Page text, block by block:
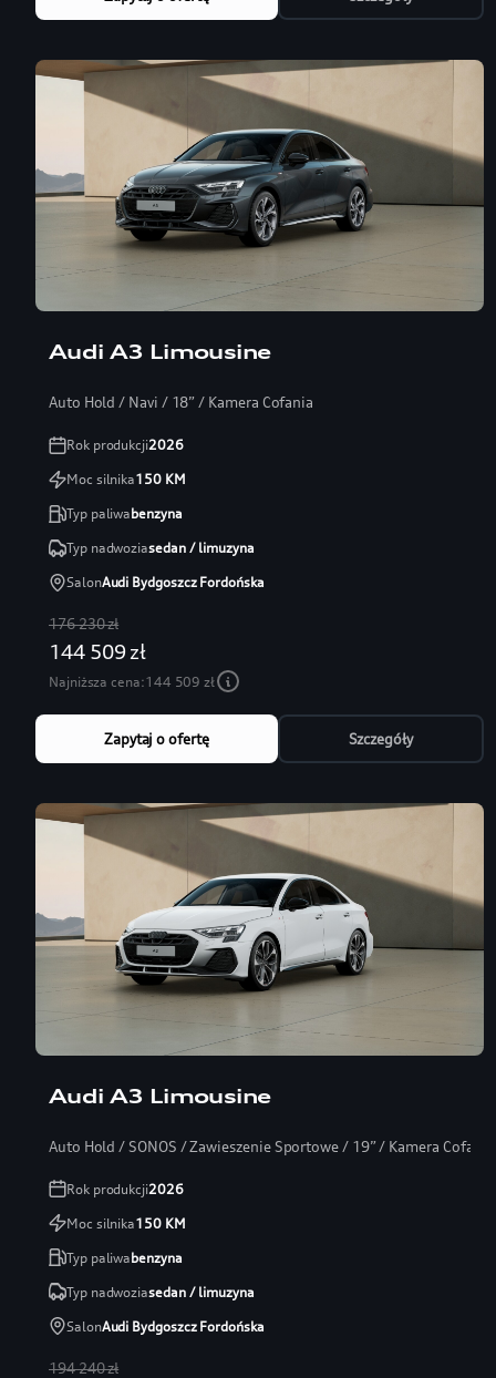
Audi A3 Limousine
Auto Hold / Navi / 18” / Kamera Cofania
Rok produkcji2026
Moc silnika150KM
Typ paliwabenzyna
Typ nadwoziasedan / limuzyna
SalonAudi Bydgoszcz Fordońska
176 230 zł
144 509 zł
Najniższa cena:144 509 zł
Zapytaj o ofertę Szczegóły
Audi A3 Limousine
Auto Hold / SONOS / Zawieszenie Sportowe / 19” / Kamera Cofania
Rok produkcji2026
Moc silnika150KM
Typ paliwabenzyna
Typ nadwoziasedan / limuzyna
SalonAudi Bydgoszcz Fordońska
194 240 zł